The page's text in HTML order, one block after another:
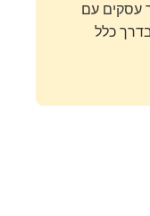
עסקים עם
בדרך כלל